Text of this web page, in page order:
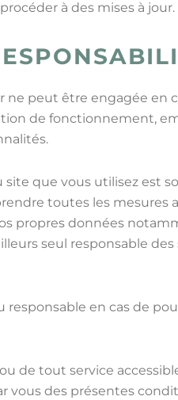
à des mises à jour.
ne peut être engagée en
de fonctionnement,
site que vous utilisez est
toutes les mesures
propres données
seul responsable
responsable en cas de
de tout service
vous des présentes